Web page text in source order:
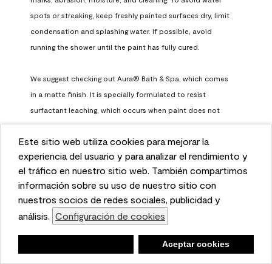
This website uses cookies to enhance user experience
and to analyze performance and traffic on our website.
We also share information about your use of our site
with our social media, advertising, and analytics
partners. Cookie Settings
Accept Cookies
Este sitio web utiliza cookies para mejorar la
experiencia del usuario y para analizar el rendimiento y
el tráfico en nuestro sitio web. También compartimos
información sobre su uso de nuestro sitio con
nuestros socios de redes sociales, publicidad y
análisis. Configuración de cookies
Aceptar cookies
spots or streaking, keep freshly painted surfaces dry, limit
condensation and splashing water. If possible, avoid
running the shower until the paint has fully cured.
We suggest checking out Aura® Bath & Spa, which comes
in a matte finish. It is specially formulated to resist
surfactant leaching, which occurs when paint does not
have enough time to fully cure before being exposed to
high humidity. To learn more, feel free to check it out here:
https://www.benjaminmoore.com/en-us/interior-exterior-
paints-stains/product-catalog/abs/aura-bath-and-spa-
paint
Benjamin Moore Support
a month ago